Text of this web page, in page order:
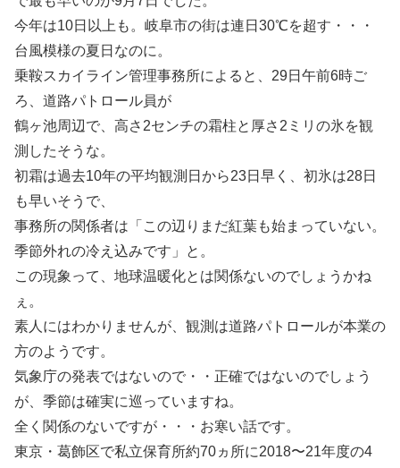
今年は10日以上も。岐阜市の街は連日30℃を超す・・・
台風模様の夏日なのに。
乗鞍スカイライン管理事務所によると、29日午前6時ご
ろ、道路パトロール員が
鶴ヶ池周辺で、高さ2センチの霜柱と厚さ2ミリの氷を観
測したそうな。
初霜は過去10年の平均観測日から23日早く、初氷は28日
も早いそうで、
事務所の関係者は「この辺りまだ紅葉も始まっていない。
季節外れの冷え込みです」と。
この現象って、地球温暖化とは関係ないのでしょうかね
ぇ。
素人にはわかりませんが、観測は道路パトロールが本業の
方のようです。
気象庁の発表ではないので・・正確ではないのでしょう
が、季節は確実に巡っていますね。
全く関係のないですが・・・お寒い話です。
東京・葛飾区で私立保育所約70ヵ所に2018〜21年度の4